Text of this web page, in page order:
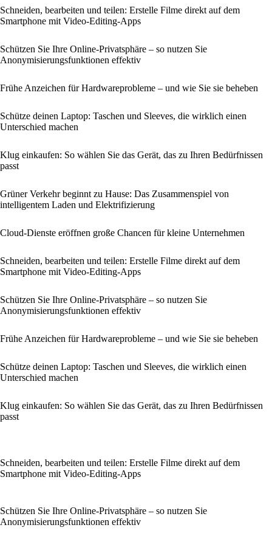
Schneiden, bearbeiten und teilen: Erstelle Filme direkt auf dem
Smartphone mit Video-Editing-Apps
Schützen Sie Ihre Online-Privatsphäre – so nutzen Sie
Anonymisierungsfunktionen effektiv
Frühe Anzeichen für Hardwareprobleme – und wie Sie sie beheben
Schütze deinen Laptop: Taschen und Sleeves, die wirklich einen
Unterschied machen
Klug einkaufen: So wählen Sie das Gerät, das zu Ihren Bedürfnissen
passt
Grüner Verkehr beginnt zu Hause: Das Zusammenspiel von
intelligentem Laden und Elektrifizierung
Cloud-Dienste eröffnen große Chancen für kleine Unternehmen
Schneiden, bearbeiten und teilen: Erstelle Filme direkt auf dem
Smartphone mit Video-Editing-Apps
Schützen Sie Ihre Online-Privatsphäre – so nutzen Sie
Anonymisierungsfunktionen effektiv
Frühe Anzeichen für Hardwareprobleme – und wie Sie sie beheben
Schütze deinen Laptop: Taschen und Sleeves, die wirklich einen
Unterschied machen
Klug einkaufen: So wählen Sie das Gerät, das zu Ihren Bedürfnissen
passt
Schneiden, bearbeiten und teilen: Erstelle Filme direkt auf dem
Smartphone mit Video-Editing-Apps
Schützen Sie Ihre Online-Privatsphäre – so nutzen Sie
Anonymisierungsfunktionen effektiv